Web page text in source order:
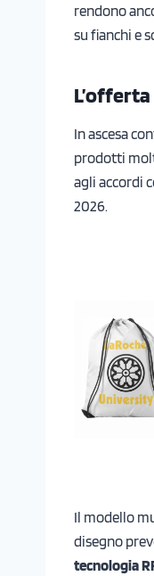
rendono
su fianchi e
In ascesa
prodotti
agli accordi
2026.
Il modello
disegno
tecnologia